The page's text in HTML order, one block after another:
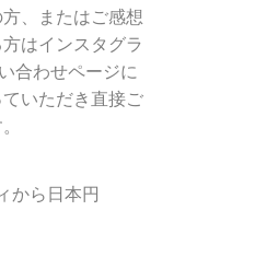
、またはご感想
はインスタグラ
合わせページに
いただき直接ご
から日本円